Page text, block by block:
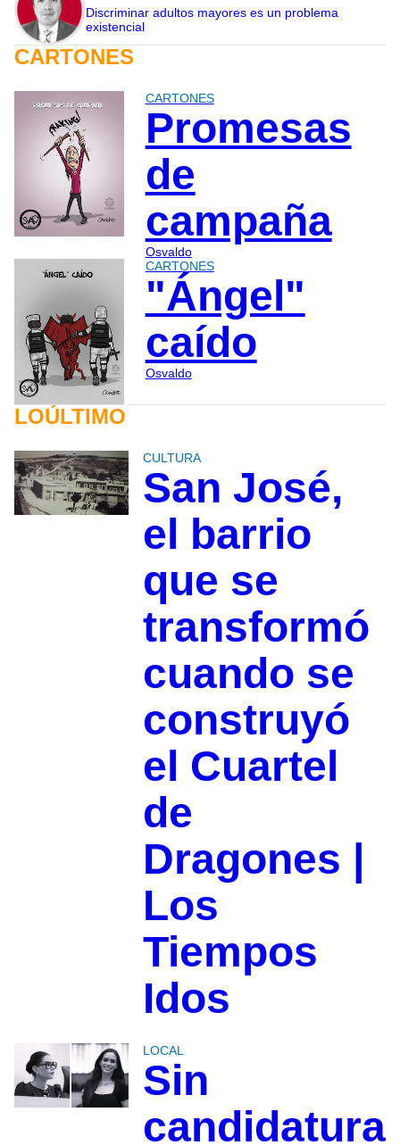
Discriminar adultos mayores es un problema
existencial
CARTONES
CARTONES
Promesas
de
campaña
Osvaldo
CARTONES
"Ángel"
caído
Osvaldo
LOÚLTIMO
CULTURA
San José,
el barrio
que se
transformó
cuando se
construyó
el Cuartel
de
Dragones |
Los
Tiempos
Idos
LOCAL
Sin
candidatura